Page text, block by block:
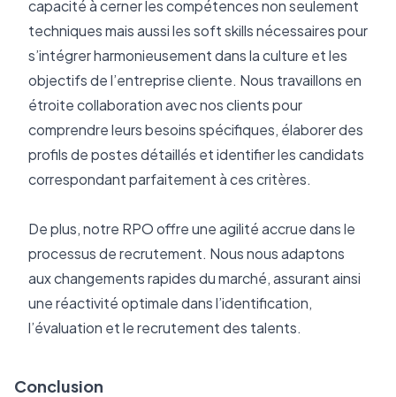
capacité à cerner les compétences non seulement
techniques mais aussi les soft skills nécessaires pour
s’intégrer harmonieusement dans la culture et les
objectifs de l’entreprise cliente. Nous travaillons en
étroite collaboration avec nos clients pour
comprendre leurs besoins spécifiques, élaborer des
profils de postes détaillés et identifier les candidats
correspondant parfaitement à ces critères.
De plus, notre RPO offre une agilité accrue dans le
processus de recrutement. Nous nous adaptons
aux changements rapides du marché, assurant ainsi
une réactivité optimale dans l’identification,
l’évaluation et le recrutement des talents.
Conclusion